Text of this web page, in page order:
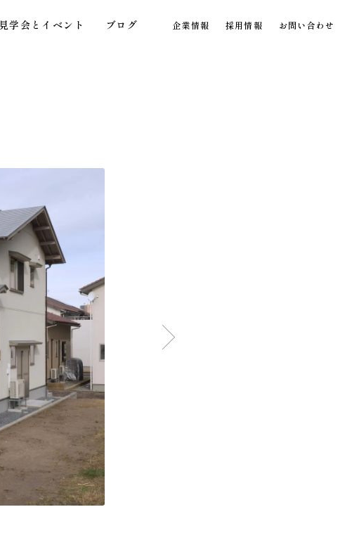
見学会とイベント ブログ 企業情報 採用情報 お問い合わせ